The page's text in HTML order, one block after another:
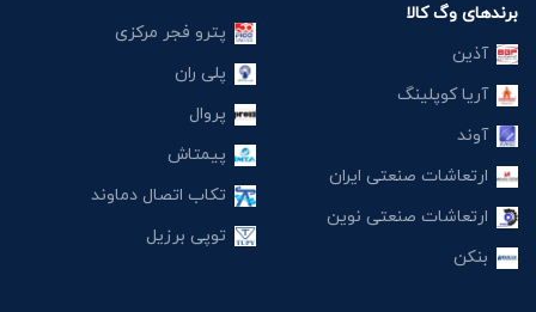
برندهای وگ کالا
آذین
آریا کوپلینگ
آوند
ارتعاشات صنعتی ایران
ارتعاشات صنعتی نوین
بنکن
پترو فجر مرکزی
پلی ران
پروال
پیمتاش
تکاب اتصال دماوند
توپی برزیل